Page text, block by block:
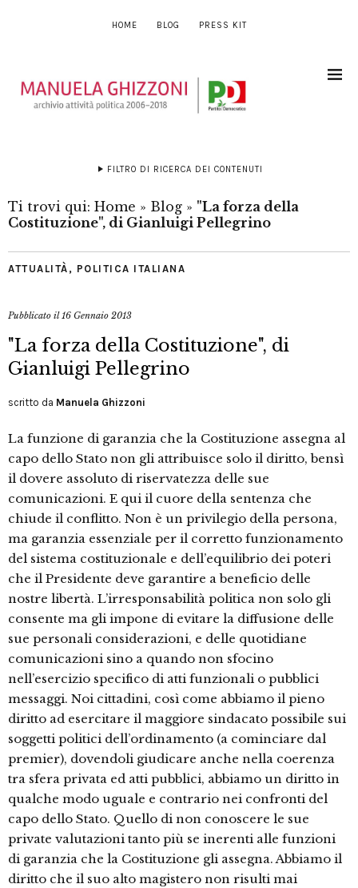
HOME BLOG PRESS KIT
FILTRO DI RICERCA DEI CONTENUTI
Ti trovi qui: Home » Blog » "La forza della
Costituzione", di Gianluigi Pellegrino
ATTUALITÀ , POLITICA ITALIANA
Pubblicato il16 Gennaio 2013
"La forza della Costituzione", di
Gianluigi Pellegrino
scritto da Manuela Ghizzoni
La funzione di garanzia che la Costituzione assegna al
capo dello Stato non gli attribuisce solo il diritto, bensì
il dovere assoluto di riservatezza delle sue
comunicazioni. E qui il cuore della sentenza che
chiude il conflitto. Non è un privilegio della persona,
ma garanzia essenziale per il corretto funzionamento
del sistema costituzionale e dell’equilibrio dei poteri
che il Presidente deve garantire a beneficio delle
nostre libertà. L’irresponsabilità politica non solo gli
consente ma gli impone di evitare la diffusione delle
sue personali considerazioni, e delle quotidiane
comunicazioni sino a quando non sfocino
nell’esercizio specifico di atti funzionali o pubblici
messaggi. Noi cittadini, così come abbiamo il pieno
diritto ad esercitare il maggiore sindacato possibile sui
soggetti politici dell’ordinamento (a cominciare dal
premier), dovendoli giudicare anche nella coerenza
tra sfera privata ed atti pubblici, abbiamo un diritto in
qualche modo uguale e contrario nei confronti del
capo dello Stato. Quello di non conoscere le sue
private valutazioni tanto più se inerenti alle funzioni
di garanzia che la Costituzione gli assegna. Abbiamo il
diritto che il suo alto magistero non risulti mai